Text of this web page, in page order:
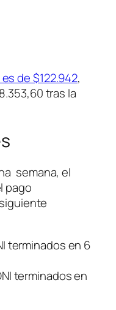
de $122.942,
tras la
semana, el
pago
terminados en 6
terminados en